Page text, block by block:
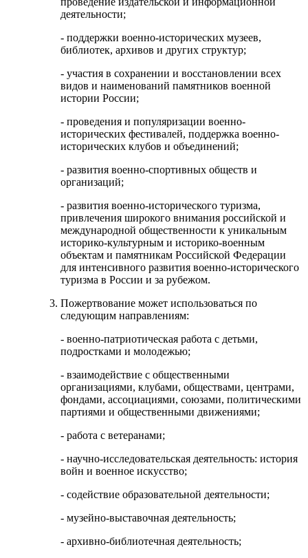
деятельности;
- поддержки военно-исторических музеев,
библиотек, архивов и других структур;
- участия в сохранении и восстановлении всех
видов и наименований памятников военной
истории России;
- проведения и популяризации военно-
исторических фестивалей, поддержка военно-
исторических клубов и объединений;
- развития военно-спортивных обществ и
организаций;
- развития военно-исторического туризма,
привлечения широкого внимания российской и
международной общественности к уникальным
историко-культурным и историко-военным
объектам и памятникам Российской Федерации
для интенсивного развития военно-исторического
туризма в России и за рубежом.
Пожертвование может использоваться по
следующим направлениям:
- военно-патриотическая работа с детьми,
подростками и молодежью;
- взаимодействие с общественными
организациями, клубами, обществами, центрами,
фондами, ассоциациями, союзами, политическими
партиями и общественными движениями;
- работа с ветеранами;
- научно-исследовательская деятельность: история
войн и военное искусство;
- содействие образовательной деятельности;
- музейно-выставочная деятельность;
- архивно-библиотечная деятельность;